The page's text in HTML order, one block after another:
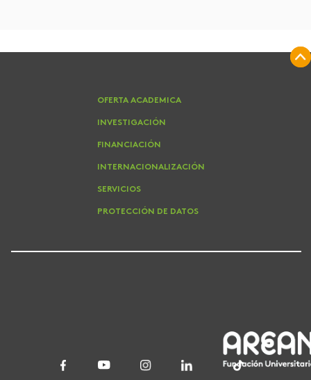
OFERTA ACADEMICA
INVESTIGACIÓN
FINANCIACIÓN
INTERNACIONALIZACIÓN
SERVICIOS
PROTECCIÓN DE DATOS